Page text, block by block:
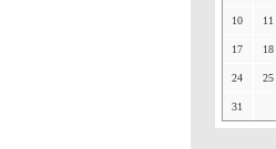
10 11
17 18
24 25
31